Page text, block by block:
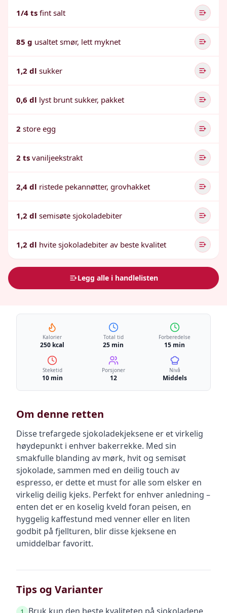
1/4 ts fint salt
85 g usaltet smør, lett myknet
1,2 dl sukker
0,6 dl lyst brunt sukker, pakket
2 store egg
2 ts vaniljeekstrakt
2,4 dl ristede pekannøtter, grovhakket
1,2 dl semisøte sjokoladebiter
1,2 dl hvite sjokoladebiter av beste kvalitet
Legg alle i handlelisten
Kalorier
250 kcal
Total tid
25 min
Forberedelse
15 min
Steketid
10 min
Porsjoner
12
Nivå
Middels
Om denne retten
Disse trefargede sjokoladekjeksene er et virkelig
høydepunkt i enhver bakerrekke. Med sin
smakfulle blanding av mørk, hvit og semisøt
sjokolade, sammen med en deilig touch av
espresso, er dette et must for alle som elsker en
virkelig deilig kjeks. Perfekt for enhver anledning –
enten det er en koselig kveld foran peisen, en
hyggelig kaffestund med venner eller en liten
godbit på fjellturen, blir disse kjeksene en
umiddelbar favoritt.
Tips og Varianter